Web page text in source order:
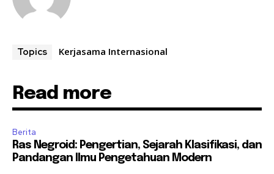
Topics Kerjasama Internasional
Read more
Berita
Ras Negroid: Pengertian, Sejarah Klasifikasi, dan
Pandangan Ilmu Pengetahuan Modern